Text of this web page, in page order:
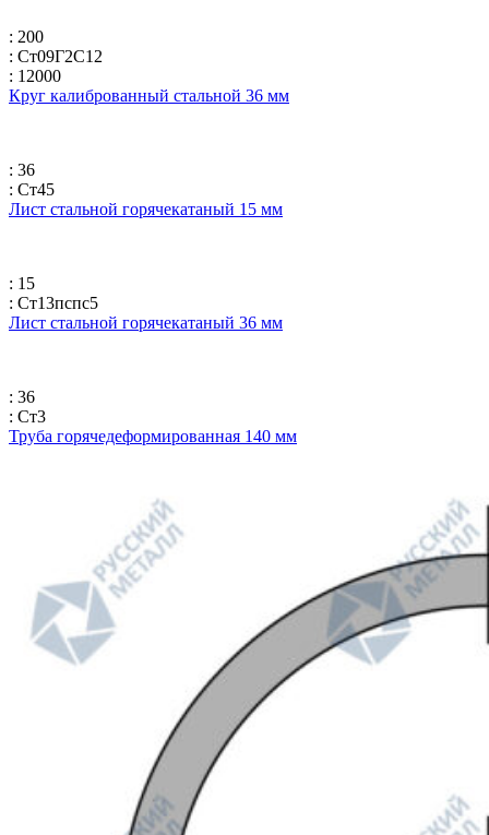
: 200
: Ст09Г2С12
: 12000
Круг калиброванный стальной 36 мм
: 36
: Ст45
Лист стальной горячекатаный 15 мм
: 15
: Ст13пспс5
Лист стальной горячекатаный 36 мм
: 36
: Ст3
Труба горячедеформированная 140 мм